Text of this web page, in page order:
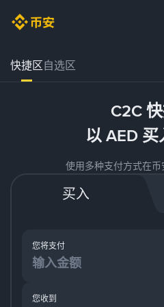
快捷区自选区
C2C
以 AED 买
使用多种支付方式在币
买入
您将支付
您收到